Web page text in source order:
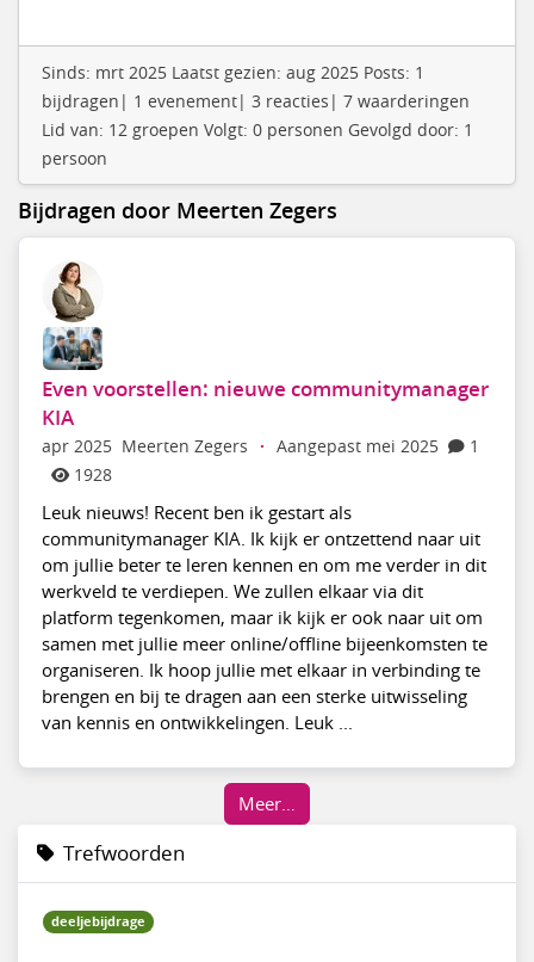
Sinds: mrt 2025 Laatst gezien: aug 2025 Posts: 1
bijdragen| 1 evenement| 3 reacties| 7 waarderingen
Lid van: 12 groepen Volgt: 0 personen Gevolgd door: 1
persoon
Bijdragen door Meerten Zegers
Even voorstellen: nieuwe communitymanager
KIA
apr 2025 Meerten Zegers · Aangepast mei 2025
1
1928
Leuk nieuws! Recent ben ik gestart als
communitymanager KIA. Ik kijk er ontzettend naar uit
om jullie beter te leren kennen en om me verder in dit
werkveld te verdiepen. We zullen elkaar via dit
platform tegenkomen, maar ik kijk er ook naar uit om
samen met jullie meer online/offline bijeenkomsten te
organiseren. Ik hoop jullie met elkaar in verbinding te
brengen en bij te dragen aan een sterke uitwisseling
van kennis en ontwikkelingen. Leuk ...
Meer…
Trefwoorden
deeljebijdrage